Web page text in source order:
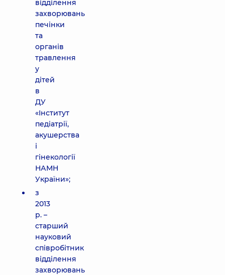
відділення
захворювань
печінки
та
органів
травлення
у
дітей
в
ДУ
«Інститут
педіатрії,
акушерства
і
гінекології
НАМН
України»;
з
2013
р. –
старший
науковий
співробітник
відділення
захворювань